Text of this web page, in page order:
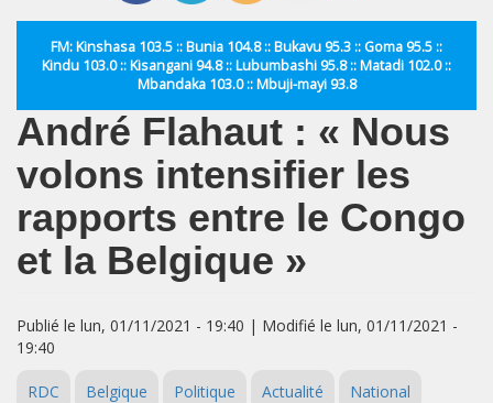
FM: Kinshasa 103.5 :: Bunia 104.8 :: Bukavu 95.3 :: Goma 95.5 ::
Kindu 103.0 :: Kisangani 94.8 :: Lubumbashi 95.8 :: Matadi 102.0 ::
Mbandaka 103.0 :: Mbuji-mayi 93.8
André Flahaut : « Nous
volons intensifier les
rapports entre le Congo
et la Belgique »
Publié le lun, 01/11/2021 - 19:40 | Modifié le lun, 01/11/2021 -
19:40
RDC Belgique Politique Actualité National